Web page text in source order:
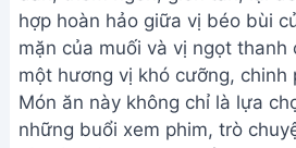
hợp hoàn hảo giữa vị béo bùi
mặn của muối và vị ngọt thanh
một hương vị khó cưỡng, chinh
Món ăn này không chỉ là lựa
những buổi xem phim, trò